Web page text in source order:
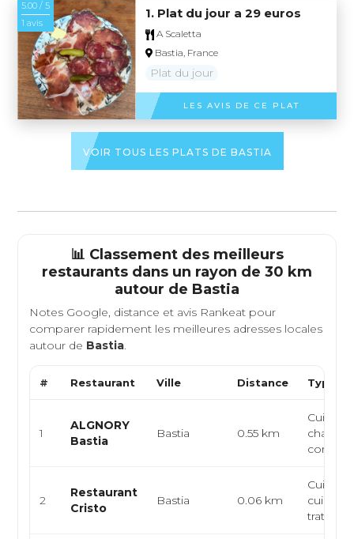
5.00 / 5
1 avis
1. Plat du jour a 29 euros
A Scaletta
Bastia, France
Plat du jour
LES AVIS DE CE PLAT
VOIR TOUS LES PLATS DE BASTIA
📊 Classement des meilleurs
restaurants dans un rayon de 30 km
autour de Bastia
Notes Google, distance et avis Rankeat pour
comparer rapidement les meilleures adresses locales
autour de Bastia.
# Restaurant Ville Distance Type
1
ALGNORY
Bastia
Bastia 0.55 km
Cuisine
corses
2
Restaurant
Cristo
Bastia 0.06 km
Cuisine
cuisine
trattoria